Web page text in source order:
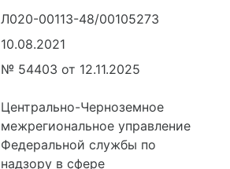
Л020-00113-48/00105273
10.08.2021
№ 54403 от 12.11.2025
Центрально-Черноземное
межрегиональное управление
Федеральной службы по
надзору в сфере